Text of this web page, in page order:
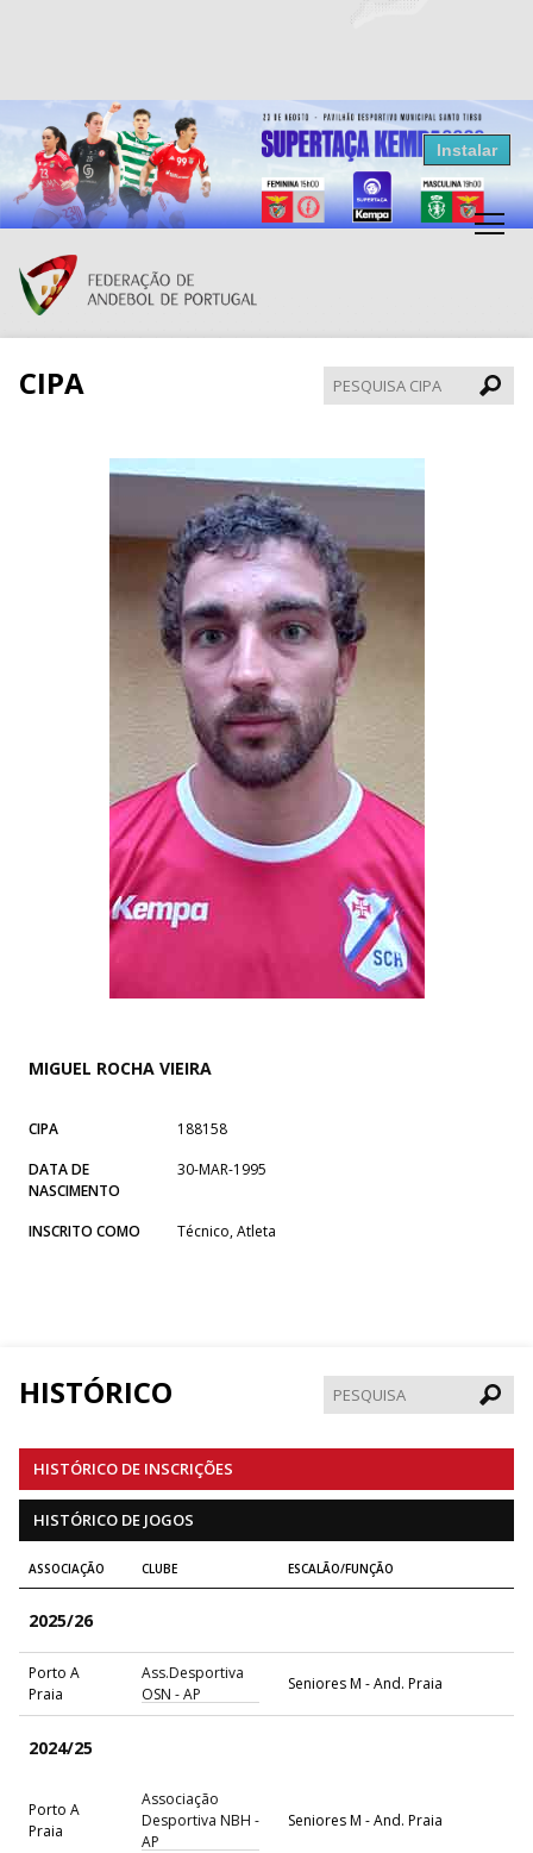
Resultados Andebol
Federação de Andebol de Portugal
Grátis - Disponivel na Play Store
Instalar
CIPA
CIPA
MIGUEL ROCHA VIEIRA
CIPA
188158
DATA DE
NASCIMENTO
30-MAR-1995
INSCRITO COMO Técnico, Atleta
HISTÓRICO
HISTÓRICO DE INSCRIÇÕES
HISTÓRICO DE JOGOS
ASSOCIAÇÃO CLUBE ESCALÃO/FUNÇÃO
2025/26
Porto A
Praia
Ass.Desportiva
OSN - AP
Seniores M - And. Praia
2024/25
Porto A
Praia
Associação
Desportiva NBH -
AP
Seniores M - And. Praia